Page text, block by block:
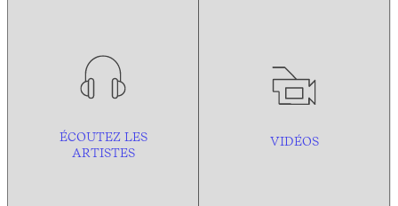
ÉCOUTEZ LES
ARTISTES
VIDÉOS